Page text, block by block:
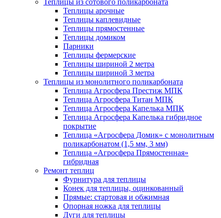
Теплицы из сотового поликарбоната
Теплицы арочные
Теплицы каплевидные
Теплицы прямостенные
Теплицы домиком
Парники
Теплицы фермерские
Теплицы шириной 2 метра
Теплицы шириной 3 метра
Теплицы из монолитного поликарбоната
Теплица Агросфера Престиж МПК
Теплица Агросфера Титан МПК
Теплица Агросфера Капелька МПК
Теплица Агросфера Капелька гибридное
покрытие
Теплица «Агросфера Домик» с монолитным
поликарбонатом (1,5 мм, 3 мм)
Теплица «Агросфера Прямостенная»
гибридная
Ремонт теплиц
Фурнитура для теплицы
Конек для теплицы, оцинкованный
Прямые: стартовая и обжимная
Опорная ножка для теплицы
Дуги для теплицы